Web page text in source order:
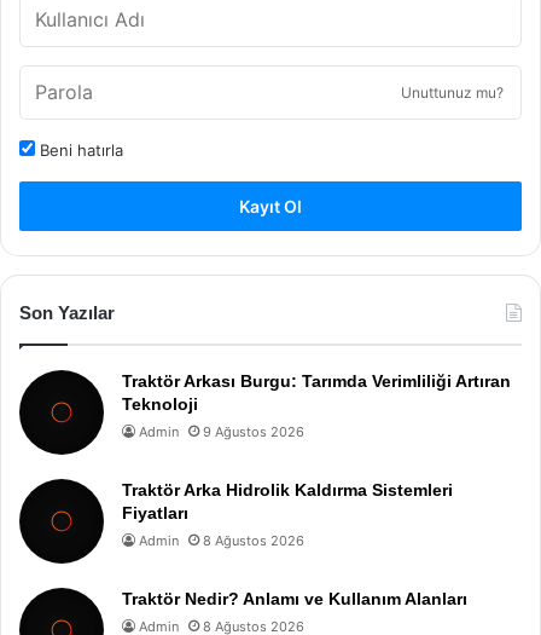
Unuttunuz mu?
Beni hatırla
Kayıt Ol
Son Yazılar
Traktör Arkası Burgu: Tarımda Verimliliği Artıran
Teknoloji
Admin 9 Ağustos 2026
Traktör Arka Hidrolik Kaldırma Sistemleri
Fiyatları
Admin 8 Ağustos 2026
Traktör Nedir? Anlamı ve Kullanım Alanları
Admin 8 Ağustos 2026